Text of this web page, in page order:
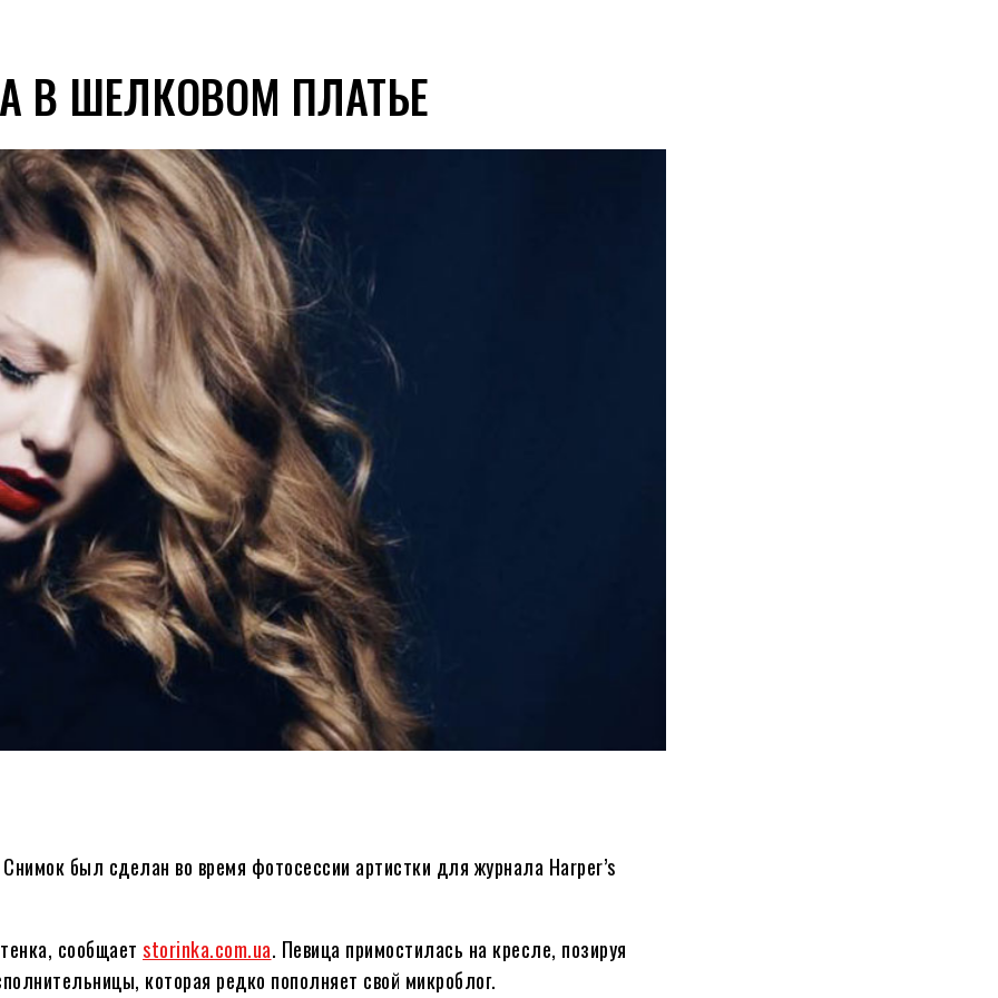
В ШЕЛКОВОМ ПЛАТЬЕ
был сделан во время фотосессии артистки для журнала Harper’s
сообщает storinka.com.ua. Певица примостилась на кресле, позируя
которая редко пополняет свой микроблог.